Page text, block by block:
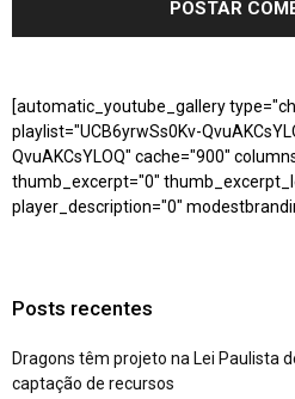
[automatic_youtube_gallery
playlist="UCB6yrwSs0Kv-
QvuAKCsYLOQ" cache="900"
thumb_excerpt="0"
player_description="0"
Posts recentes
Dragons têm projeto na Lei Paulista
captação de recursos